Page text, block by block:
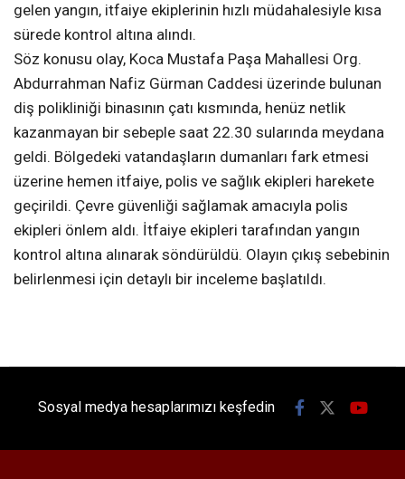
gelen yangın, itfaiye ekiplerinin hızlı müdahalesiyle kısa
sürede kontrol altına alındı.
Söz konusu olay, Koca Mustafa Paşa Mahallesi Org.
Abdurrahman Nafiz Gürman Caddesi üzerinde bulunan
diş polikliniği binasının çatı kısmında, henüz netlik
kazanmayan bir sebeple saat 22.30 sularında meydana
geldi. Bölgedeki vatandaşların dumanları fark etmesi
üzerine hemen itfaiye, polis ve sağlık ekipleri harekete
geçirildi. Çevre güvenliği sağlamak amacıyla polis
ekipleri önlem aldı. İtfaiye ekipleri tarafından yangın
kontrol altına alınarak söndürüldü. Olayın çıkış sebebinin
belirlenmesi için detaylı bir inceleme başlatıldı.
Sosyal medya hesaplarımızı keşfedin